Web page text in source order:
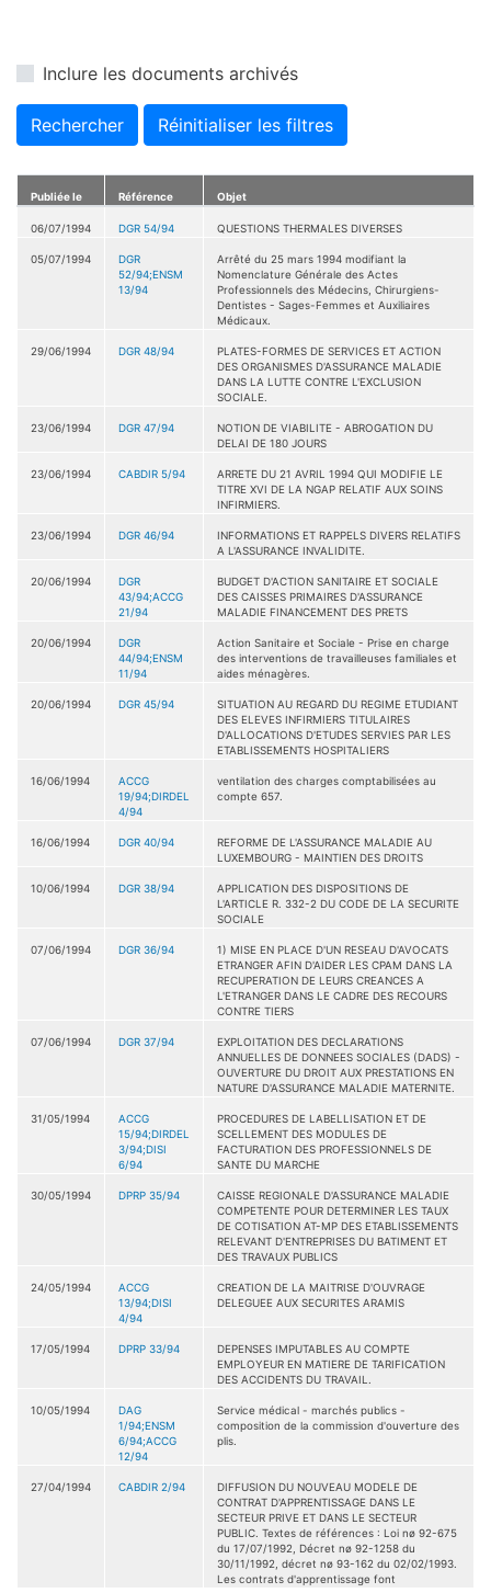
Inclure les documents archivés
Rechercher Réinitialiser les filtres
Publiée le Référence Objet
06/07/1994 DGR 54/94 QUESTIONS THERMALES DIVERSES
05/07/1994
DGR
52/94;ENSM
13/94
Arrêté du 25 mars 1994 modifiant la
Nomenclature Générale des Actes
Professionnels des Médecins, Chirurgiens-
Dentistes - Sages-Femmes et Auxiliaires
Médicaux.
29/06/1994 DGR 48/94
PLATES-FORMES DE SERVICES ET ACTION
DES ORGANISMES D'ASSURANCE MALADIE
DANS LA LUTTE CONTRE L'EXCLUSION
SOCIALE.
23/06/1994 DGR 47/94
NOTION DE VIABILITE - ABROGATION DU
DELAI DE 180 JOURS
23/06/1994 CABDIR 5/94
ARRETE DU 21 AVRIL 1994 QUI MODIFIE LE
TITRE XVI DE LA NGAP RELATIF AUX SOINS
INFIRMIERS.
23/06/1994 DGR 46/94
INFORMATIONS ET RAPPELS DIVERS RELATIFS
A L'ASSURANCE INVALIDITE.
20/06/1994
DGR
43/94;ACCG
21/94
BUDGET D'ACTION SANITAIRE ET SOCIALE
DES CAISSES PRIMAIRES D'ASSURANCE
MALADIE FINANCEMENT DES PRETS
20/06/1994
DGR
44/94;ENSM
11/94
Action Sanitaire et Sociale - Prise en charge
des interventions de travailleuses familiales et
aides ménagères.
20/06/1994 DGR 45/94
SITUATION AU REGARD DU REGIME ETUDIANT
DES ELEVES INFIRMIERS TITULAIRES
D'ALLOCATIONS D'ETUDES SERVIES PAR LES
ETABLISSEMENTS HOSPITALIERS
16/06/1994
ACCG
19/94;DIRDEL
4/94
ventilation des charges comptabilisées au
compte 657.
16/06/1994 DGR 40/94
REFORME DE L'ASSURANCE MALADIE AU
LUXEMBOURG - MAINTIEN DES DROITS
10/06/1994 DGR 38/94
APPLICATION DES DISPOSITIONS DE
L'ARTICLE R. 332-2 DU CODE DE LA SECURITE
SOCIALE
07/06/1994 DGR 36/94
1) MISE EN PLACE D'UN RESEAU D'AVOCATS
ETRANGER AFIN D'AIDER LES CPAM DANS LA
RECUPERATION DE LEURS CREANCES A
L'ETRANGER DANS LE CADRE DES RECOURS
CONTRE TIERS
07/06/1994 DGR 37/94
EXPLOITATION DES DECLARATIONS
ANNUELLES DE DONNEES SOCIALES (DADS) -
OUVERTURE DU DROIT AUX PRESTATIONS EN
NATURE D'ASSURANCE MALADIE MATERNITE.
31/05/1994
ACCG
15/94;DIRDEL
3/94;DISI
6/94
PROCEDURES DE LABELLISATION ET DE
SCELLEMENT DES MODULES DE
FACTURATION DES PROFESSIONNELS DE
SANTE DU MARCHE
30/05/1994 DPRP 35/94
CAISSE REGIONALE D'ASSURANCE MALADIE
COMPETENTE POUR DETERMINER LES TAUX
DE COTISATION AT-MP DES ETABLISSEMENTS
RELEVANT D'ENTREPRISES DU BATIMENT ET
DES TRAVAUX PUBLICS
24/05/1994
ACCG
13/94;DISI
4/94
CREATION DE LA MAITRISE D'OUVRAGE
DELEGUEE AUX SECURITES ARAMIS
17/05/1994 DPRP 33/94
DEPENSES IMPUTABLES AU COMPTE
EMPLOYEUR EN MATIERE DE TARIFICATION
DES ACCIDENTS DU TRAVAIL.
10/05/1994
DAG
1/94;ENSM
6/94;ACCG
12/94
Service médical - marchés publics -
composition de la commission d'ouverture des
plis.
27/04/1994 CABDIR 2/94
DIFFUSION DU NOUVEAU MODELE DE
CONTRAT D'APPRENTISSAGE DANS LE
SECTEUR PRIVE ET DANS LE SECTEUR
PUBLIC. Textes de références : Loi nø 92-675
du 17/07/1992, Décret nø 92-1258 du
30/11/1992, décret nø 93-162 du 02/02/1993.
Les contrats d'apprentissage font